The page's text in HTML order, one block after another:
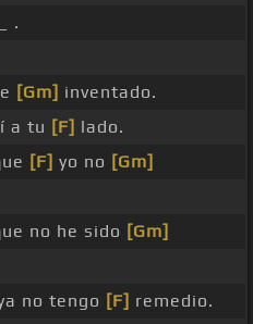
.
[Gm] inventado.
a tu [F] lado.
[F] yo no [Gm]
no he sido [Gm]
no tengo [F] remedio.